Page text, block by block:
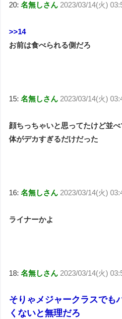
20:名無しさん 2023/03/14(火)
>>14
お前は食べられる側だろ
15:名無しさん 2023/03/14(火)
顔ちっちゃいと思ってたけど並
体がデカすぎるだけだった
16:名無しさん 2023/03/14(火)
ライナーかよ
18:名無しさん 2023/03/14(火)
そりゃメジャークラスでも
くないと無理だろ